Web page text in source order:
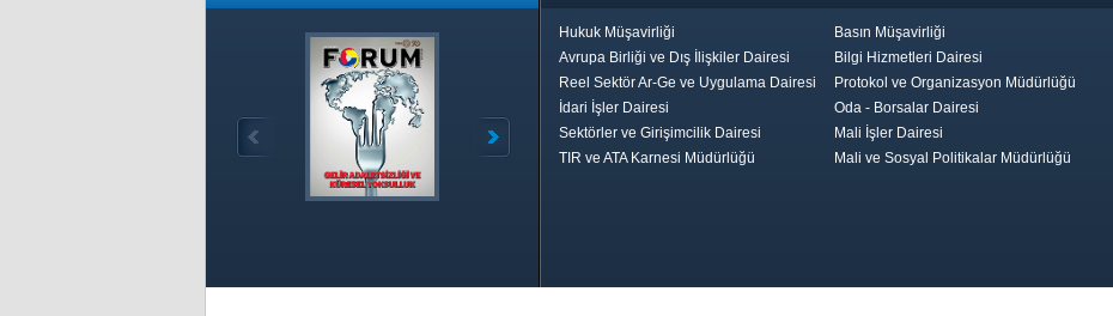
Görüş ve Öneriler-
Hukuk Müşavirliği
Basın Müşavirliği
Avrupa Birliği ve Dış İlişkiler Dairesi
Bilgi Hizmetleri Dairesi
Reel Sektör Ar-Ge ve Uygulama Dairesi
Protokol ve Organizasyon Müdürlüğü
İdari İşler Dairesi
Oda - Borsalar Dairesi
Sektörler ve Girişimcilik Dairesi
Mali İşler Dairesi
TIR ve ATA Karnesi Müdürlüğü
Mali ve Sosyal Politikalar Müdürlüğü